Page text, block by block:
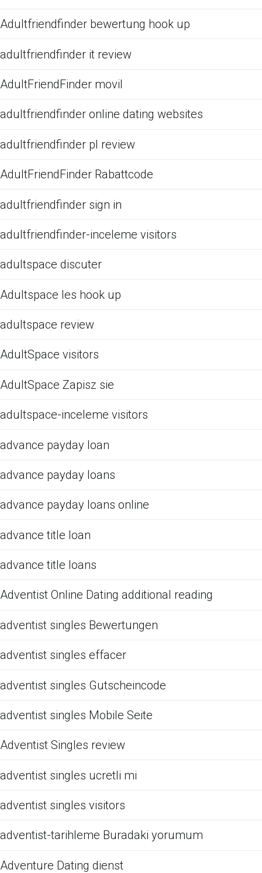
Adultfriendfinder bewertung hook up
adultfriendfinder it review
AdultFriendFinder movil
adultfriendfinder online dating websites
adultfriendfinder pl review
AdultFriendFinder Rabattcode
adultfriendfinder sign in
adultfriendfinder-inceleme visitors
adultspace discuter
Adultspace les hook up
adultspace review
AdultSpace visitors
AdultSpace Zapisz sie
adultspace-inceleme visitors
advance payday loan
advance payday loans
advance payday loans online
advance title loan
advance title loans
Adventist Online Dating additional reading
adventist singles Bewertungen
adventist singles effacer
adventist singles Gutscheincode
adventist singles Mobile Seite
Adventist Singles review
adventist singles ucretli mi
adventist singles visitors
adventist-tarihleme Buradaki yorumum
Adventure Dating dienst